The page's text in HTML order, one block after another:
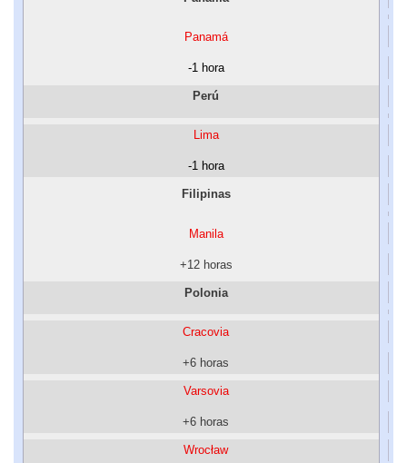
Panamá
-1 hora
Perú
Lima
-1 hora
Filipinas
Manila
+12 horas
Polonia
Cracovia
+6 horas
Varsovia
+6 horas
Wrocław